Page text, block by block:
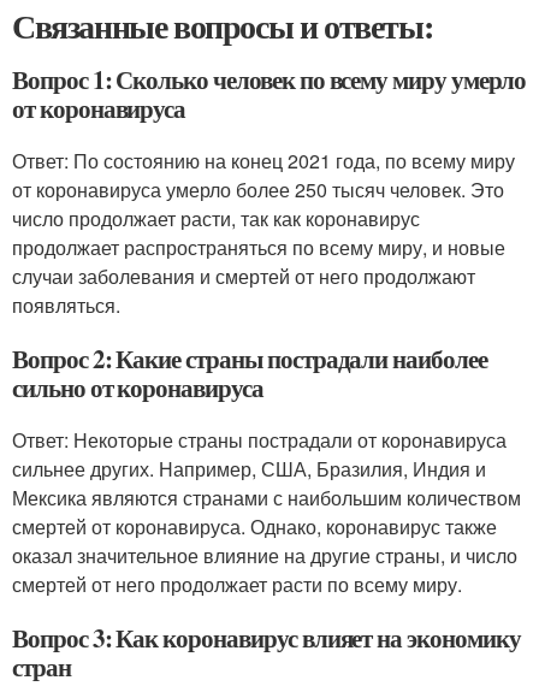
Связанные вопросы и ответы:
Вопрос 1: Сколько человек по всему миру умерло
от коронавируса
Ответ: По состоянию на конец 2021 года, по всему миру
от коронавируса умерло более 250 тысяч человек. Это
число продолжает расти, так как коронавирус
продолжает распространяться по всему миру, и новые
случаи заболевания и смертей от него продолжают
появляться.
Вопрос 2: Какие страны пострадали наиболее
сильно от коронавируса
Ответ: Некоторые страны пострадали от коронавируса
сильнее других. Например, США, Бразилия, Индия и
Мексика являются странами с наибольшим количеством
смертей от коронавируса. Однако, коронавирус также
оказал значительное влияние на другие страны, и число
смертей от него продолжает расти по всему миру.
Вопрос 3: Как коронавирус влияет на экономику
стран